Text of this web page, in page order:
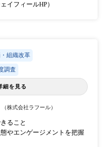
イフィールHP）
組織改革
調査
細を見る
（株式会社ラフール）
ること
やエンゲージメントを把握